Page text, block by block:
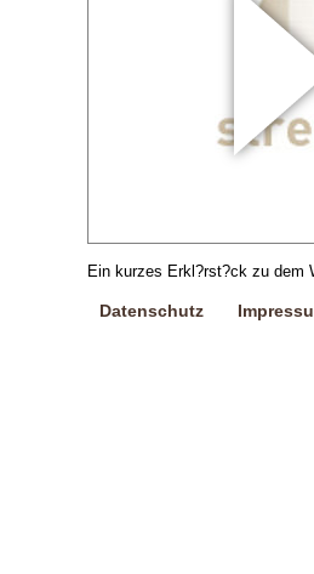
Ein kurzes Erkl?rst?ck zu dem
Datenschutz